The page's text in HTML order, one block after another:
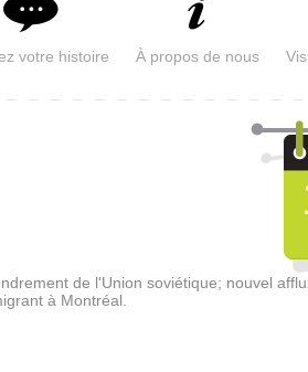
votre histoire À propos de nous
de l'Union soviétique; nouvel
à Montréal.